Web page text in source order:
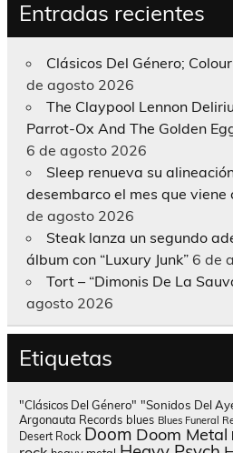
Entradas recientes
Clásicos Del Género;
de agosto 2026
The Claypool Lennon
Parrot-Ox And The Golden
6 de agosto 2026
Sleep renueva su
desembarco el mes que viene
de agosto 2026
Steak lanza un segundo
álbum con “Luxury Junk” 6 de
Tort – “Dimonis De La
agosto 2026
Etiquetas
"Clásicos Del Género" "Sonidos Del
Argonauta Records blues Blues Funeral
Desert Rock Doom Doom Metal